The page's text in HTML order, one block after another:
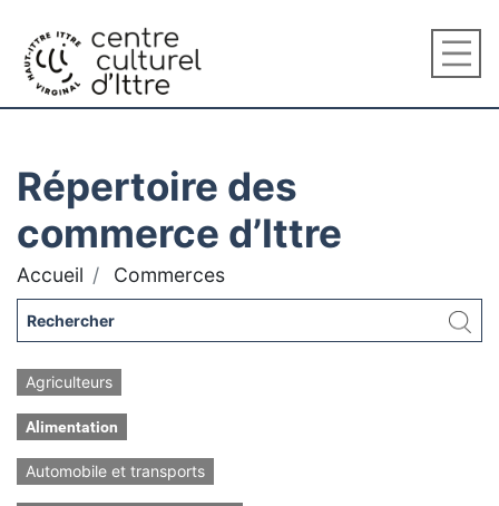
Répertoire des
commerce d’Ittre
Accueil Commerces
Agriculteurs
Alimentation
Automobile et transports